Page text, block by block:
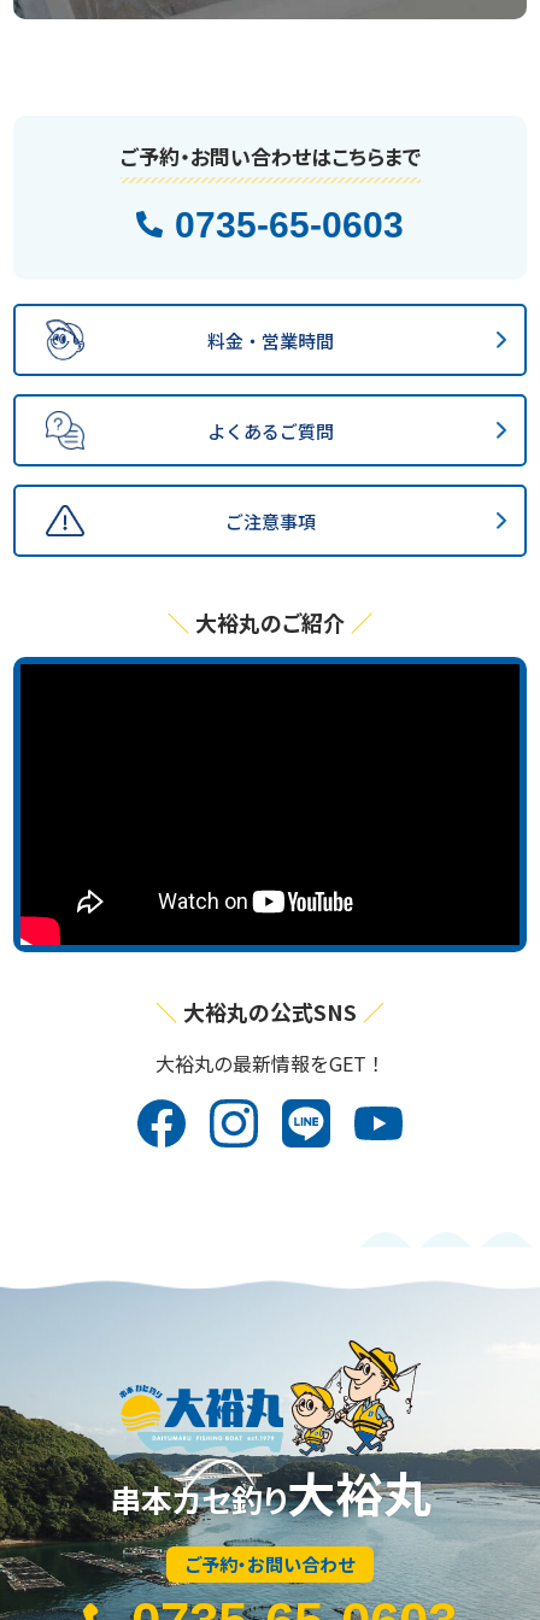
ご予約・お問い合わせはこちらまで
0735-65-0603
料金・営業時間
よくあるご質問
ご注意事項
大裕丸のご紹介
大裕丸の公式SNS
⼤裕丸の最新情報をGET！
串本カセ釣り大裕丸
ご予約・お問い合わせ